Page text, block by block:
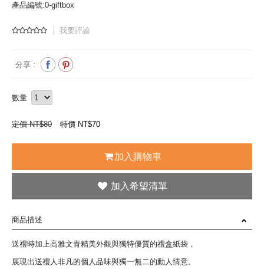
產品編號:0-giftbox
我要評論
分享 :
數量
定價 NT$80 特價 NT$70
加入購物車
商品描述
送禮時加上高雅文青精美外觀與獨特優質的禮盒紙袋，
展現出送禮人非凡的個人品味與獨一無二的動人情意。